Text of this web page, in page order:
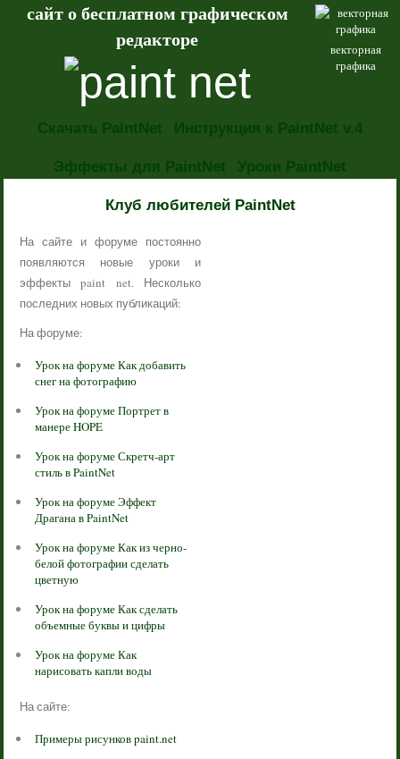
векторная
графика
сайт о бесплатном графическом
редакторе
Скачать PaintNet Инструкция к PaintNet v.4
Эффекты для PaintNet Уроки PaintNet
Клуб любителей PaintNet
На сайте и форуме постоянно
появляются новые уроки и
эффекты paint net. Несколько
последних новых публикаций:
На форуме:
Урок на форуме Как добавить
снег на фотографию
Урок на форуме Портрет в
манере HOPE
Урок на форуме Скретч-арт
стиль в PaintNet
Урок на форуме Эффект
Драгана в PaintNet
Урок на форуме Как из черно-
белой фотографии сделать
цветную
Урок на форуме Как сделать
объемные буквы и цифры
Урок на форуме Как
нарисовать капли воды
На сайте:
Примеры рисунков paint.net